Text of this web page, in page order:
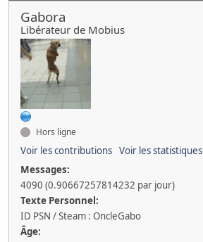
Gabora
Libérateur de Mobius
Hors ligne
Voir les contributions Voir les statistiques
Messages:
4090 (0.90667257814232 par jour)
Texte Personnel:
ID PSN / Steam : OncleGabo
Âge: